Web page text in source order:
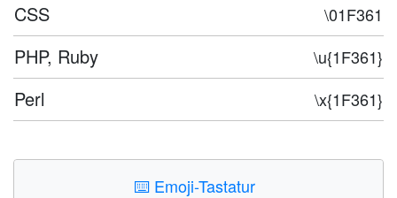
CSS \01F361
PHP, Ruby \u{1F361}
Perl \x{1F361}
⌨️ Emoji-Tastatur